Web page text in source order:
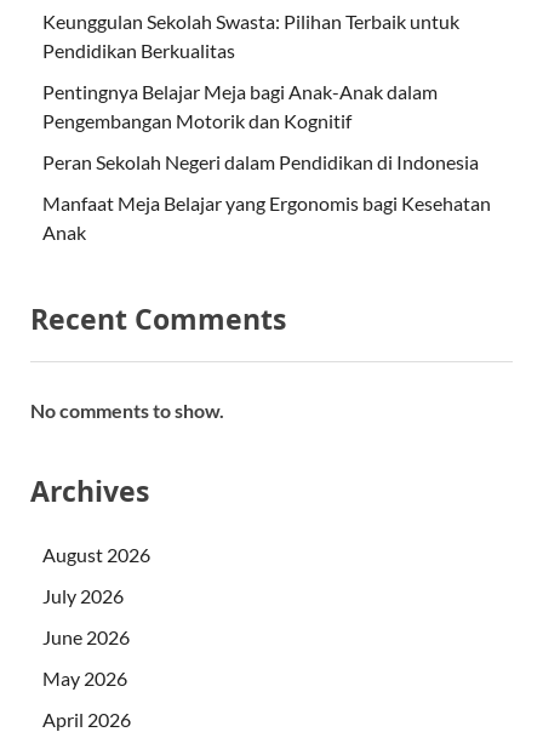
Keunggulan Sekolah Swasta: Pilihan Terbaik untuk
Pendidikan Berkualitas
Pentingnya Belajar Meja bagi Anak-Anak dalam
Pengembangan Motorik dan Kognitif
Peran Sekolah Negeri dalam Pendidikan di Indonesia
Manfaat Meja Belajar yang Ergonomis bagi Kesehatan
Anak
Recent Comments
No comments to show.
Archives
August 2026
July 2026
June 2026
May 2026
April 2026